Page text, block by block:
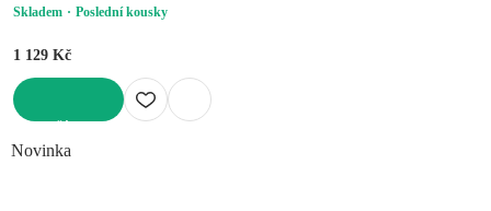
Skladem Poslední kousky
1 129 Kč
Novinka